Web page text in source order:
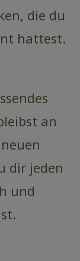
die du
hattest.
an
dir jeden
und